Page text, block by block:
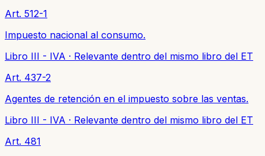
Art. 512-1
Impuesto nacional al consumo.
Libro III - IVA · Relevante dentro del mismo libro del ET
Art. 437-2
Agentes de retención en el impuesto sobre las ventas.
Libro III - IVA · Relevante dentro del mismo libro del ET
Art. 481